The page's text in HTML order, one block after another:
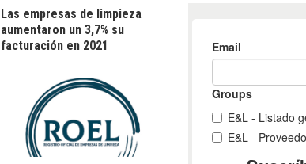
Las empresas de limpieza
aumentaron un 3,7% su
facturación en 2021